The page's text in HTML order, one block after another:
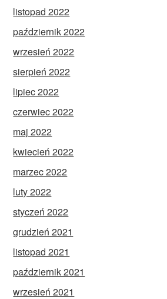
listopad 2022
październik 2022
wrzesień 2022
sierpień 2022
lipiec 2022
czerwiec 2022
maj 2022
kwiecień 2022
marzec 2022
luty 2022
styczeń 2022
grudzień 2021
listopad 2021
październik 2021
wrzesień 2021